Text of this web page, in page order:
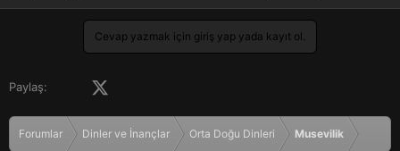
Cevap yazmak için giriş yap yada kayıt ol.
Paylaş: Facebook
Forumlar Dinler ve İnançlar Orta Doğu Dinleri Musevilik